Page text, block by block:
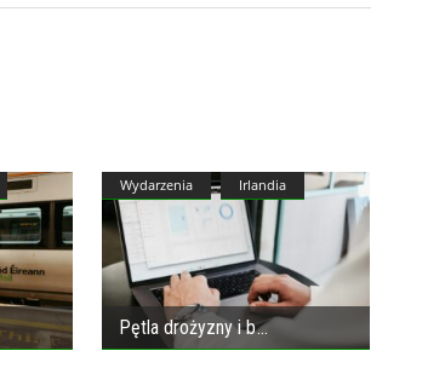
Wydarzenia Irlandia
Pętla drożyzny i b